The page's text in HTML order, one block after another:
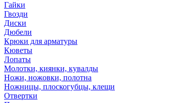
Гайки
Гвозди
Диски
Дюбели
Крюки для арматуры
Кюветы
Лопаты
Молотки, киянки, кувалды
Ножи, ножовки, полотна
Ножницы, плоскогубцы, клещи
Отвертки